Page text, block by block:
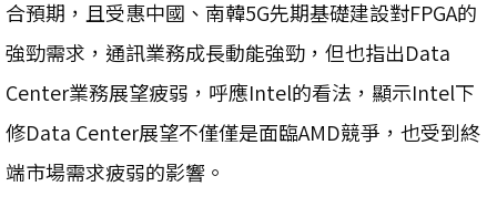
合預期，且受惠中國、南韓5G先期基礎建設對FPGA的
強勁需求，通訊業務成長動能強勁，但也指出Data
Center業務展望疲弱，呼應Intel的看法，顯示Intel下
修Data Center展望不僅僅是面臨AMD競爭，也受到終
端市場需求疲弱的影響。